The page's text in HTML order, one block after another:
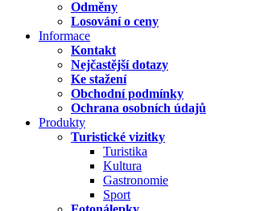
Odměny
Losování o ceny
Informace
Kontakt
Nejčastější dotazy
Ke stažení
Obchodní podmínky
Ochrana osobních údajů
Produkty
Turistické vizitky
Turistika
Kultura
Gastronomie
Sport